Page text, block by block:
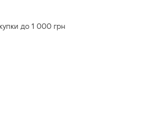
до 1 000 грн